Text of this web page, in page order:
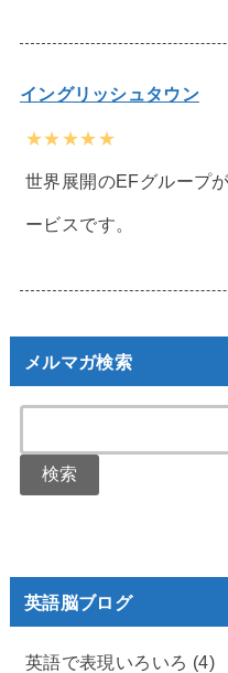
イングリッシュタウン
★★★★★
世界展開のEFグループ
ービスです。
メルマガ検索
英語脳ブログ
英語で表現いろいろ (4)